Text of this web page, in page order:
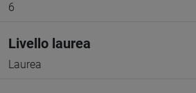
6
Livello laurea
Laurea